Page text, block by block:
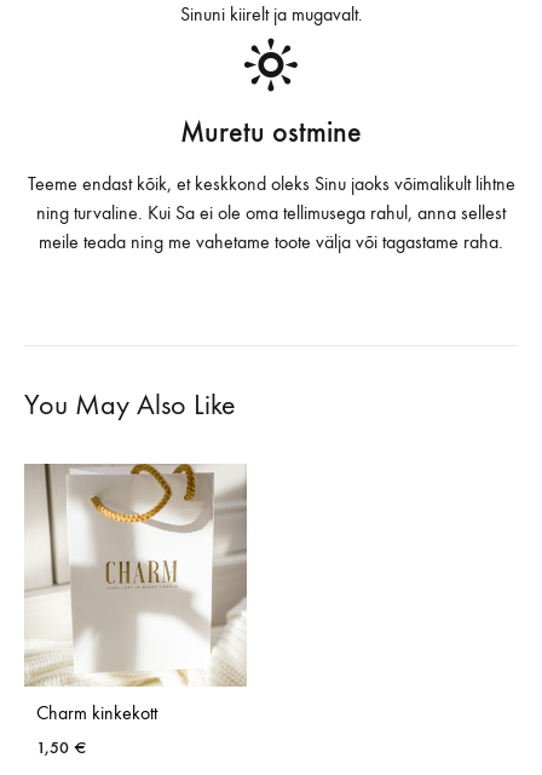
Sinuni kiirelt ja mugavalt.
Muretu ostmine
Teeme endast kõik, et keskkond oleks Sinu jaoks võimalikult lihtne
ning turvaline. Kui Sa ei ole oma tellimusega rahul, anna sellest
meile teada ning me vahetame toote välja või tagastame raha.
You May Also Like
Charm kinkekott
1,50 €